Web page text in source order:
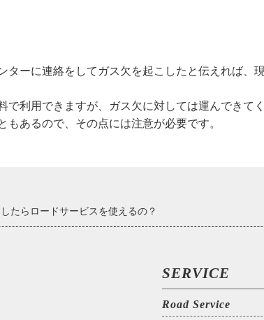
ターに連絡をしてガス欠を起こしたと伝えれば、
で利用できますが、ガス欠に対しては運んできて
あるので、その点には注意が必要です。
たらロードサービスを使えるの？
SERVICE
Road Service